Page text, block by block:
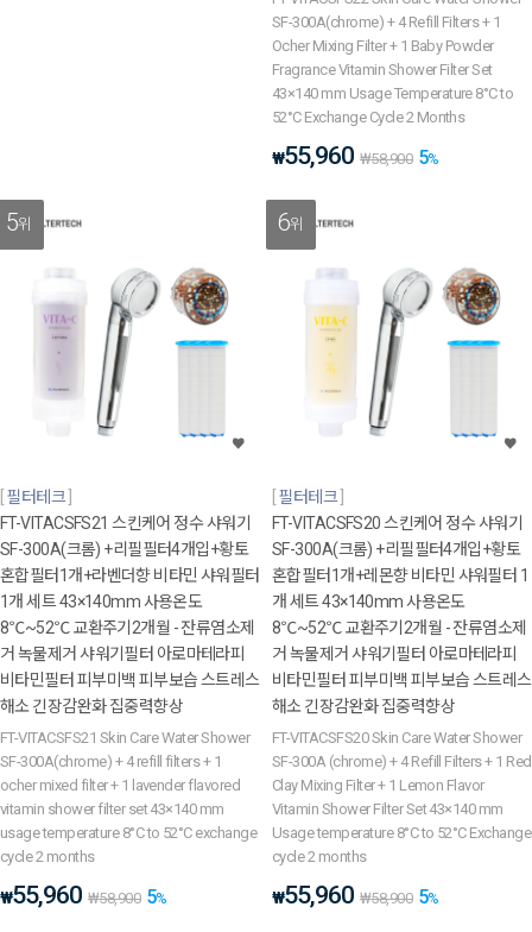
SF-300A(chrome) + 4 Refill Filters + 1
Ocher Mixing Filter + 1 Baby Powder
Fragrance Vitamin Shower Filter Set
43×140 mm Usage Temperature 8°C to
52°C Exchange Cycle 2 Months
₩55,960 ₩58,900 5%
5위
필터테크
FT-VITACSFS21 스킨케어 정수 샤워기
SF-300A(크롬) +리필필터4개입+황토
혼합필터1개+라벤더향 비타민 샤워필터
1개 세트 43×140mm 사용온도
8℃~52℃ 교환주기2개월 - 잔류염소제
거 녹물제거 샤워기필터 아로마테라피
비타민필터 피부미백 피부보습 스트레스
해소 긴장감완화 집중력향상
FT-VITACSFS21 Skin Care Water Shower
SF-300A(chrome) + 4 refill filters + 1
ocher mixed filter + 1 lavender flavored
vitamin shower filter set 43×140 mm
usage temperature 8°C to 52°C exchange
cycle 2 months
₩55,960 ₩58,900 5%
6위
필터테크
FT-VITACSFS20 스킨케어 정수 샤워기
SF-300A(크롬) +리필필터4개입+황토
혼합필터1개+레몬향 비타민 샤워필터 1
개 세트 43×140mm 사용온도
8℃~52℃ 교환주기2개월 - 잔류염소제
거 녹물제거 샤워기필터 아로마테라피
비타민필터 피부미백 피부보습 스트레스
해소 긴장감완화 집중력향상
FT-VITACSFS20 Skin Care Water Shower
SF-300A (chrome) + 4 Refill Filters + 1 Red
Clay Mixing Filter + 1 Lemon Flavor
Vitamin Shower Filter Set 43×140 mm
Usage temperature 8°C to 52°C Exchange
cycle 2 months
₩55,960 ₩58,900 5%